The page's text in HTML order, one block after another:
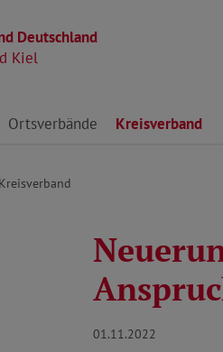
Deutschland
Kiel
Inhalten springen
Ortsverbände Kreisverband
Kreisverband
01.11.2022